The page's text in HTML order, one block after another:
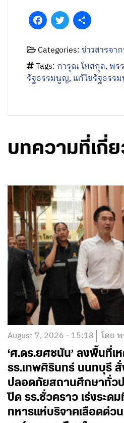
FacebookTwitter
Categories:ข่าวสารจา
Tags: การุณ โหสกุล,พร
รัฐธรรมนูญ,แก้ไขรัฐธรร
บทความที่เกี่
August 7, 2026 - 15:18 โดย
‘ศ.ดร.ยศชนัน’ ลงพื้นที่เ
รร.เทพศิรินทร์ นนทบุรี
ปลอดภัยสถานศึกษาทั่ว
ปิด รร.ชั่วคราว เร่งระด
ทหารแห่บริจาคเลือดด่